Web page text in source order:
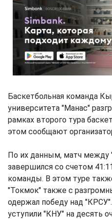
Баскетбольная команда
университета "Манас"
рамках второго тура
этом сообщают
По их данным, матч между
завершился со счетом
команды. В этом туре
"Токмок" также с
одержал победу над
уступили "КНУ" на десять